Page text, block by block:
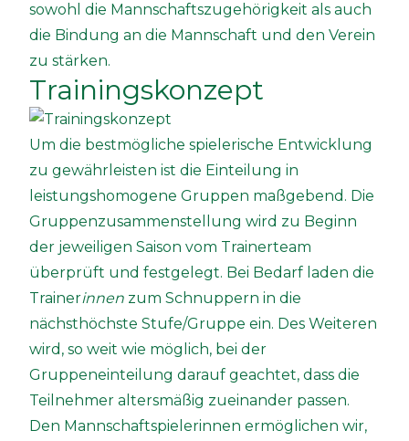
sowohl die Mannschaftszugehörigkeit als auch
die Bindung an die Mannschaft und den Verein
zu stärken.
Trainingskonzept
Um die bestmögliche spielerische Entwicklung
zu gewährleisten ist die Einteilung in
leistungshomogene Gruppen maßgebend. Die
Gruppenzusammenstellung wird zu Beginn
der jeweiligen Saison vom Trainerteam
überprüft und festgelegt. Bei Bedarf laden die
Trainerinnen zum Schnuppern in die
nächsthöchste Stufe/Gruppe ein. Des Weiteren
wird, so weit wie möglich, bei der
Gruppeneinteilung darauf geachtet, dass die
Teilnehmer altersmäßig zueinander passen.
Den Mannschaftspielerinnen ermöglichen wir,